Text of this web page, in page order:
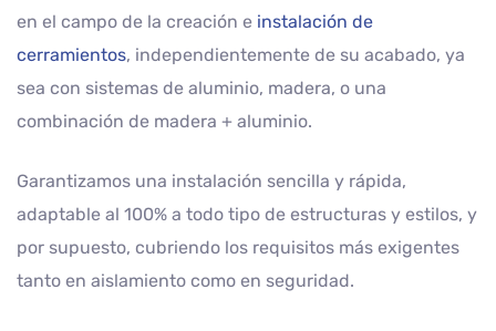
en el campo de la creación e instalación de
cerramientos, independientemente de su acabado, ya
sea con sistemas de aluminio, madera, o una
combinación de madera + aluminio.
Garantizamos una instalación sencilla y rápida,
adaptable al 100% a todo tipo de estructuras y estilos, y
por supuesto, cubriendo los requisitos más exigentes
tanto en aislamiento como en seguridad.